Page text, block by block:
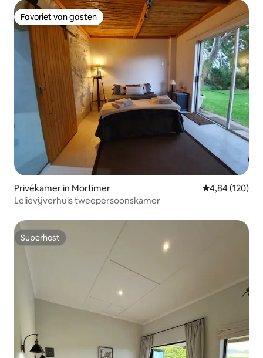
Favoriet van gasten
Favoriet van gasten
Privékamer in Mortimer Gemiddelde
4,84 (120)
Lelievijverhuis tweepersoonskamer
Superhost
Superhost